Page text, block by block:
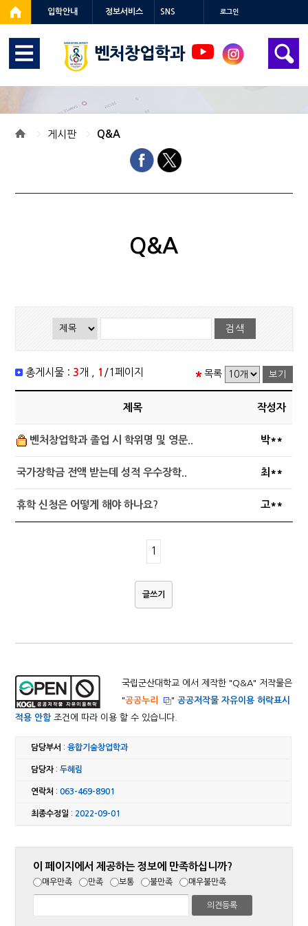
입학안내 정보서비스 SNS 로그인
벤처창업학과
게시판 Q&A
Q&A
총게시물 :3 개 , 1 /1페이지 목록
제목 작성자
벤처창업학과 졸업 시 학위명 및 영문.. 박**
국가장학금 전액 받는데 성적 우수장학.. 최**
휴학 신청은 어떻게 해야 하나요? 고**
1
글쓰기
국립군산대학교 에서 제작한 "Q&A" 저작물은
"공공누리 "공공저작물 자유이용 허락표시
적용 안함조건에 따라 이용 할 수 있습니다.
담당부서 :융합기술창업학과
담당자:두혜림
연락처 :063-469-8901
최종수정일 : 2022-09-01
이 페이지에서 제공하는 정보에 만족하십니까?
매우만족 만족 보통 불만족 매우불만족